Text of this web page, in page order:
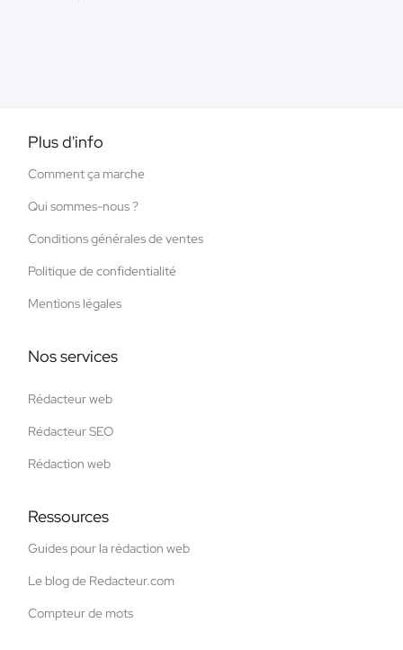
Plus d'info
Comment ça marche
Qui sommes-nous ?
Conditions générales de ventes
Politique de confidentialité
Mentions légales
Nos services
Rédacteur web
Rédacteur SEO
Rédaction web
Ressources
Guides pour la rédaction web
Le blog de Redacteur.com
Compteur de mots